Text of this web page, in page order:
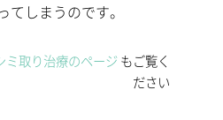
しまうのです。
ミ取り治療のページもご覧く
ださい